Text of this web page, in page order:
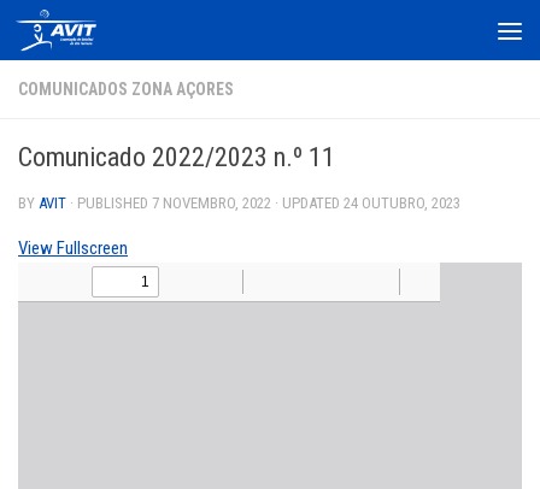
Skip to content
COMUNICADOS ZONA AÇORES
Comunicado 2022/2023 n.º 11
BY AVIT · PUBLISHED 7 NOVEMBRO, 2022 · UPDATED 24 OUTUBRO, 2023
View Fullscreen